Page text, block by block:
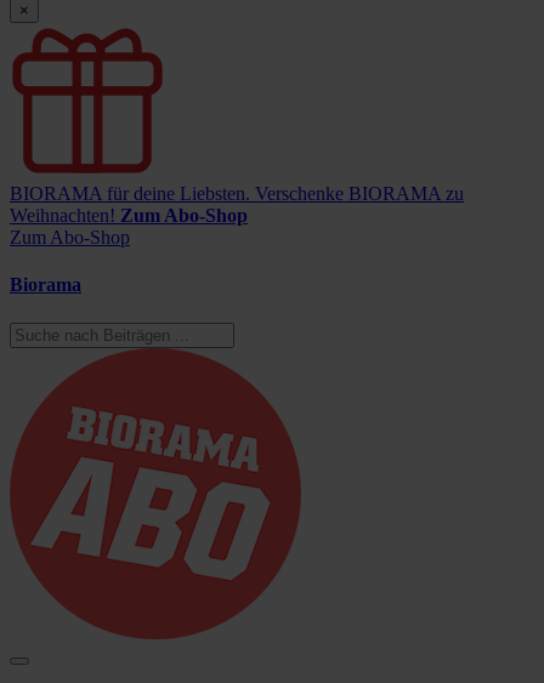
×
BIORAMA für deine Liebsten. Verschenke BIORAMA zu
Weihnachten! Zum Abo-Shop
Zum Abo-Shop
Biorama